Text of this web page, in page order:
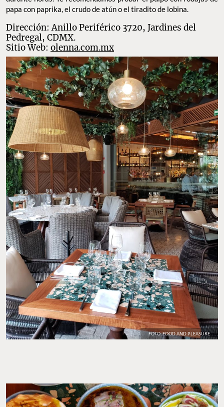
papa con paprika, el crudo de atún o el tiradito de lobina.
Dirección: Anillo Periférico 3720, Jardines del
Pedregal, CDMX.
Sitio Web: olenna.com.mx
FOTO: FOOD AND PLEASURE